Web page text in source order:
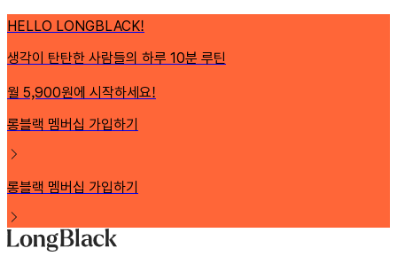
HELLO LONGBLACK!
생각이 탄탄한 사람들의 하루 10분 루틴
월 5,900원에 시작하세요!
롱블랙 멤버십 가입하기
롱블랙 멤버십 가입하기